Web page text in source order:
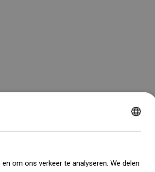
om ons verkeer te analyseren. We delen